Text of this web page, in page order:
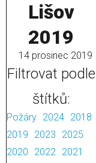
Lišov
2019
14 prosinec 2019
Filtrovat podle
štítků:
Požáry 2024 2018
2019
2023
2025
2020
2022 2021